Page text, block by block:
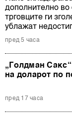
дополнително во
трговците ги
ублажат
пред 5 часа
„Голдман Сакс“
на доларот по
пред 17 часа